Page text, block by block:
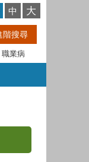
中 大
職業病